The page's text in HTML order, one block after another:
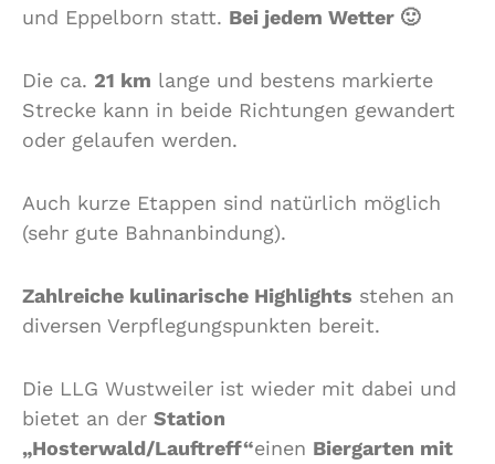
und Eppelborn statt. Bei jedem Wetter 🙂
Die ca. 21 km lange und bestens markierte
Strecke kann in beide Richtungen gewandert
oder gelaufen werden.
Auch kurze Etappen sind natürlich möglich
(sehr gute Bahnanbindung).
Zahlreiche kulinarische Highlights stehen an
diversen Verpflegungspunkten bereit.
Die LLG Wustweiler ist wieder mit dabei und
bietet an der Station
„Hosterwald/Lauftreff“einen Biergarten mit